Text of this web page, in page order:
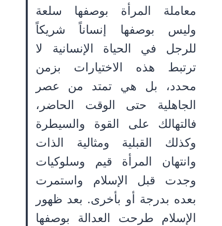
معاملة المرأة بوصفها سلعة
وليس بوصفها إنساناً شريكاً
للرجل في الحياة الإنسانية لا
ترتبط هذه الاختيارات بزمن
محدد، بل هي تمتد من عصر
الجاهلية حتى الوقت الحاضر،
فالتهالك على القوة والسيطرة
وكذلك القبلية ومثالية الذات
وانتهان المرأة قيم وسلوكيات
وجدت قبل الإسلام واستمرت
بعده بدرجة أو بأخرى. بعد ظهور
الإسلام طرحت العدالة بوصفها